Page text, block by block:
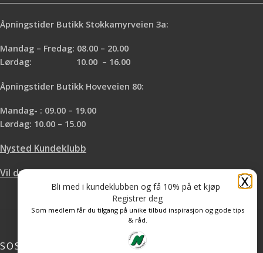
Åpningstider Butikk Stokkamyrveien 3a:
Mandag – Fredag: 08.00 – 20.00
Lørdag: 10.00 – 16.00
Åpningstider Butikk Hoveveien 80:
Mandag- : 09.00 – 19.00
Lørdag: 10.00 – 15.00
Nysted Kundeklubb
Vil du leie hos oss?
SOSIALE MEDIER
X
Bli med i kundeklubben og få 10% på et kjøp
Registrer deg
Som medlem får du tilgang på unike tilbud inspirasjon og gode tips
& råd.